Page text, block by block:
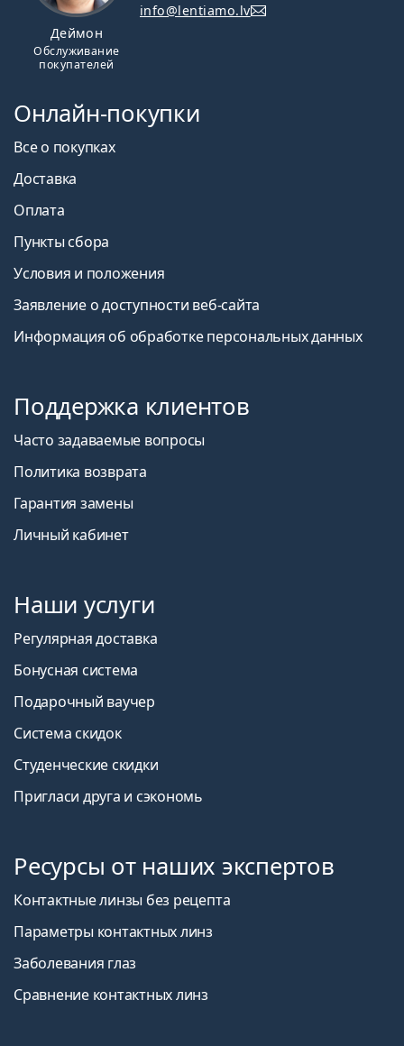
Деймон
Обслуживание
покупателей
info@lentiamo.lv
Онлайн-покупки
Все о покупках
Доставка
Оплата
Пункты сбора
Условия и положения
Заявление о доступности веб-сайта
Информация об обработке персональных данных
Поддержка клиентов
Часто задаваемые вопросы
Политика возврата
Гарантия замены
Личный кабинет
Наши услуги
Регулярная доставка
Бонусная система
Подарочный ваучер
Система скидок
Студенческие скидки
Пригласи друга и сэкономь
Ресурсы от наших экспертов
Контактные линзы без рецепта
Параметры контактных линз
Заболевания глаз
Сравнение контактных линз